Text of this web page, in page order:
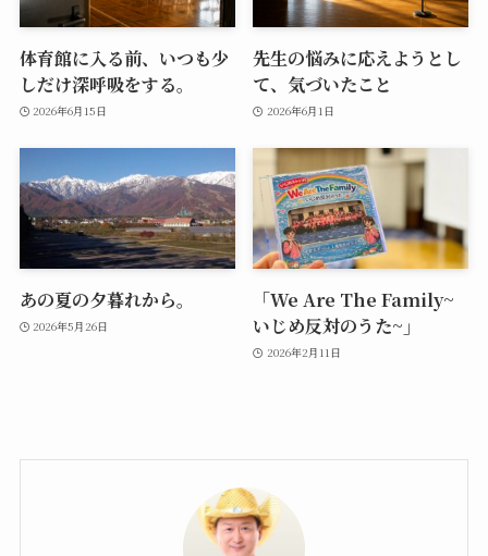
体育館に入る前、いつも少
しだけ深呼吸をする。
2026年6月15日
先生の悩みに応えようとし
て、気づいたこと
2026年6月1日
あの夏の夕暮れから。
2026年5月26日
「We Are The Family~
いじめ反対のうた~」
2026年2月11日